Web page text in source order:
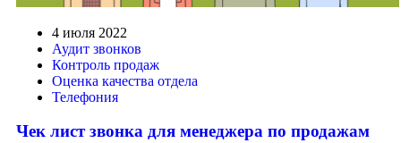
4 июля 2022
Аудит звонков
Контроль продаж
Оценка качества отдела
Телефония
Чек лист звонка для менеджера по продажам